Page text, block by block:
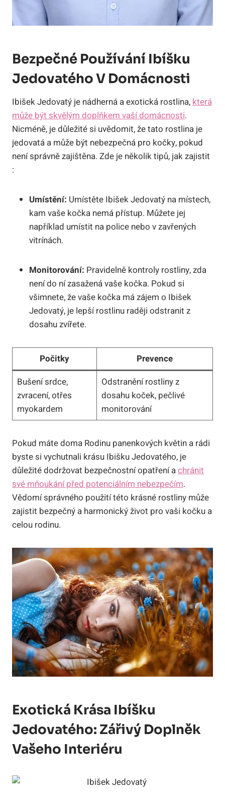
Bezpečné Používání Ibíšku
Jedovatého V Domácnosti
Ibišek Jedovatý je nádherná a exotická rostlina,která
může být skvělým doplňkem vaší domácnosti.
Nicméně, je důležité si uvědomit, že tato rostlina je
jedovatá a může být nebezpečná pro kočky, pokud
není správně zajištěna. Zde je několik tipů, jak zajistit
:
Umístění: Umístěte Ibišek Jedovatý na místech,
kam vaše kočka nemá přístup. Můžete jej
například umístit na police nebo v zavřených
vitrínách.
Monitorování: Pravidelně kontroly rostliny, zda
není do ní zasažená vaše kočka. Pokud si
všimnete, že vaše kočka má zájem o Ibišek
Jedovatý, je lepší rostlinu raději odstranit z
dosahu zvířete.
Počitky
Prevence
Bušení srdce,
zvracení, otřes
myokardem
Odstranění rostliny z
dosahu koček, pečlivé
monitorování
Pokud máte doma Rodinu panenkových květin a rádi
byste si vychutnali krásu Ibišku Jedovatého, je
důležité dodržovat bezpečnostní opatření achránit
své mňoukání před potenciálním nebezpečím.
Vědomí správného použití této krásné rostliny může
zajistit bezpečný a harmonický život pro vaši kočku a
celou rodinu.
Exotická Krása Ibíšku
Jedovatého: Zářivý Doplněk
Vašeho Interiéru